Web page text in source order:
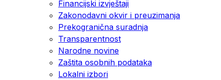
Financijski izvještaji
Zakonodavni okvir i preuzimanja
Prekogranična suradnja
Transparentnost
Narodne novine
Zaštita osobnih podataka
Lokalni izbori